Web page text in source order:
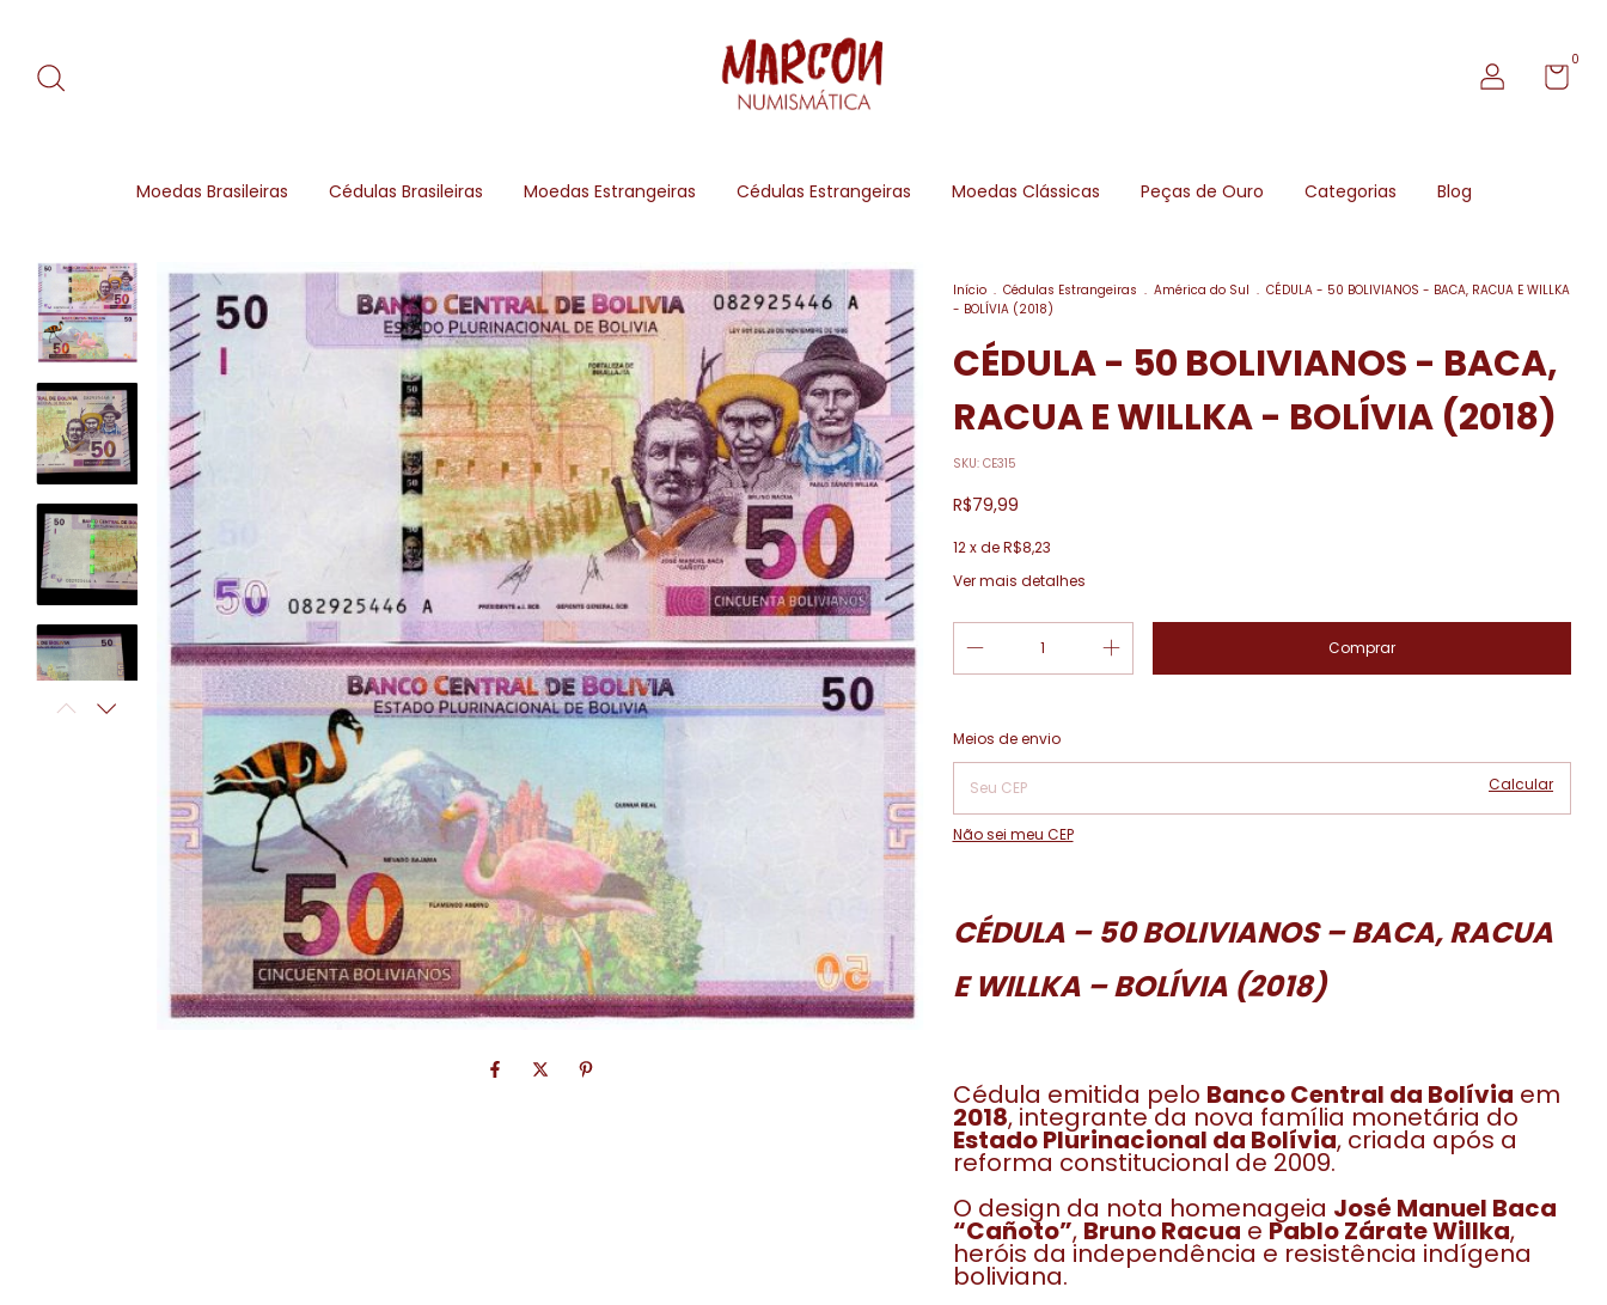
0
Moedas Brasileiras Cédulas Brasileiras Moedas Estrangeiras Cédulas Estrangeiras Moedas Clássicas Peças de Ouro Categorias Blog
Início . Cédulas Estrangeiras . América do Sul . CÉDULA - 50 BOLIVIANOS - BACA, RACUA E WILLKA
- BOLÍVIA (2018)
CÉDULA - 50 BOLIVIANOS - BACA,
RACUA E WILLKA - BOLÍVIA (2018)
SKU: CE315
R$79,99
12 x deR$8,23
Ver mais detalhes
Entregas para o CEP:
Meios de envio
Calcular
Não sei meu CEP
CÉDULA – 50 BOLIVIANOS – BACA, RACUA
E WILLKA – BOLÍVIA (2018)
Cédula emitida pelo Banco Central da Bolívia em
2018, integrante da nova família monetária do
Estado Plurinacional da Bolívia, criada após a
reforma constitucional de 2009.
O design da nota homenageia José Manuel Baca
“Cañoto”, Bruno Racua e Pablo Zárate Willka,
heróis da independência e resistência indígena
boliviana.